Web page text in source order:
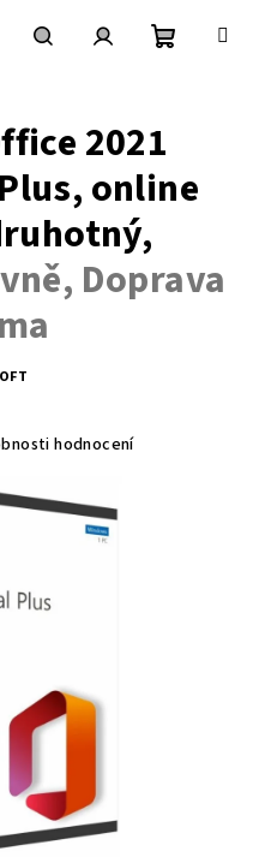
košík
2021
online
Doprava
hodnocení